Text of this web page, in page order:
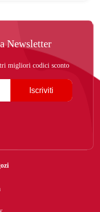
Newsletter
migliori codici sconto
Iscriviti